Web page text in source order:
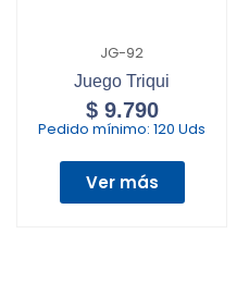
JG-92
Juego Triqui
$9.790
Pedido mínimo: 120 Uds
Ver más